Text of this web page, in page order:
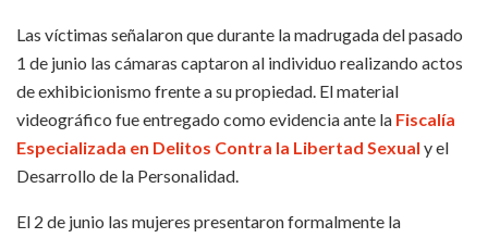
Las víctimas señalaron que durante la madrugada del pasado
1 de junio las cámaras captaron al individuo realizando actos
de exhibicionismo frente a su propiedad. El material
videográfico fue entregado como evidencia ante la Fiscalía
Especializada en Delitos Contra la Libertad Sexual y el
Desarrollo de la Personalidad.
El 2 de junio las mujeres presentaron formalmente la